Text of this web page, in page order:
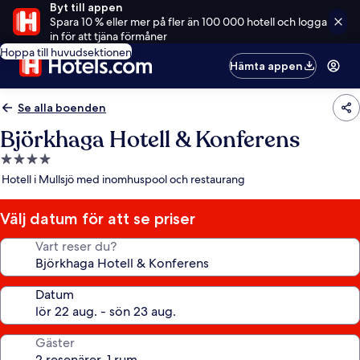
Byt till appen
Spara 10 % eller mer på fler än 100 000 hotell och logga
in för att tjäna förmåner
Hoppa till huvudsektionen
Hämta appen
Se alla boenden
Björkhaga Hotell & Konferens
4.0-
stjärnigt
Hotell i Mullsjö med inomhuspool och restaurang
Välj datum för att se priser
Vart reser du?
Datum
Gäster